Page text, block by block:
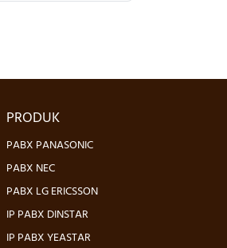
PRODUK
PABX PANASONIC
PABX NEC
PABX LG ERICSSON
IP PABX DINSTAR
IP PABX YEASTAR